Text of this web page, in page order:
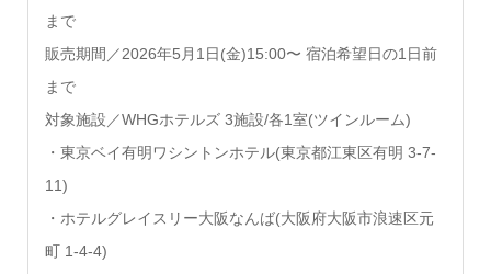
まで
販売期間／2026年5月1日(金)15:00〜 宿泊希望日の1日前
まで
対象施設／WHGホテルズ 3施設/各1室(ツインルーム)
・東京ベイ有明ワシントンホテル(東京都江東区有明 3-7-
11)
・ホテルグレイスリー大阪なんば(大阪府大阪市浪速区元
町 1-4-4)